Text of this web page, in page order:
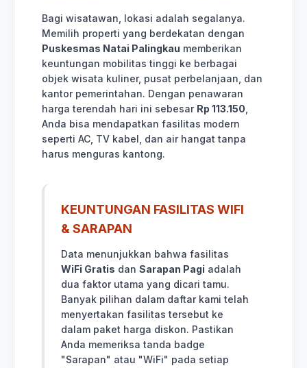
Bagi wisatawan, lokasi adalah segalanya.
Memilih properti yang berdekatan dengan
Puskesmas Natai Palingkau memberikan
keuntungan mobilitas tinggi ke berbagai
objek wisata kuliner, pusat perbelanjaan, dan
kantor pemerintahan. Dengan penawaran
harga terendah hari ini sebesar Rp 113.150
Anda bisa mendapatkan fasilitas modern
seperti AC, TV kabel, dan air hangat tanpa
harus menguras kantong.
KEUNTUNGAN FASILITAS WIFI
& SARAPAN
Data menunjukkan bahwa fasilitas
WiFi Gratis dan Sarapan Pagi adalah
dua faktor utama yang dicari tamu.
Banyak pilihan dalam daftar kami telah
menyertakan fasilitas tersebut ke
dalam paket harga diskon. Pastikan
Anda memeriksa tanda badge
"Sarapan" atau "WiFi" pada setiap